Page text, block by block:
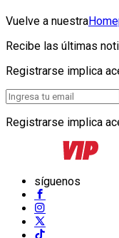
Vuelve a nuestra
Recibe las últimas
Registrarse implica
Registrarse implica
síguenos